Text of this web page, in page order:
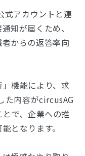
式アカウントと連
知が届くため、
からの返答率向
機能により、求
た内容がcircusAG
で、企業への推
となります。